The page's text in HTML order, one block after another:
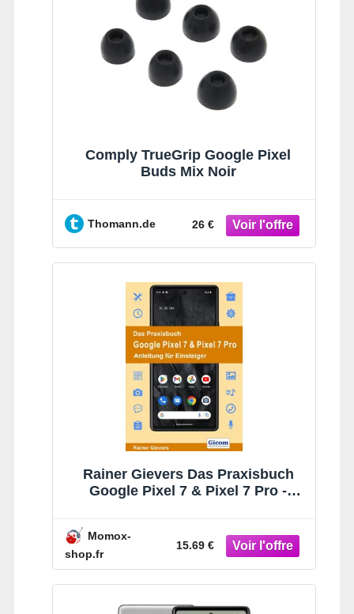
Comply TrueGrip Google Pixel
Buds Mix Noir
Thomann.de 26 €
Rainer Gievers Das Praxisbuch
Google Pixel 7 & Pixel 7 Pro -
Momox-
shop.fr
15.69 €